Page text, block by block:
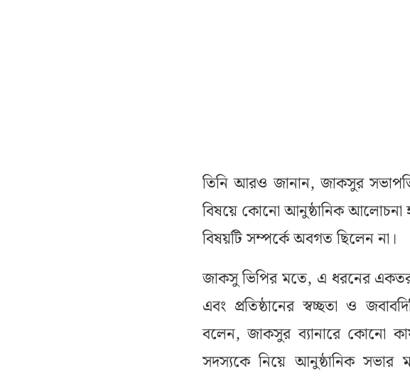
তিনি আরও জানান, জাকসুর
বিষয়ে কোনো আনুষ্ঠানিক আলোচনা
বিষয়টি সম্পর্কে অবগত ছিলেন না।
জাকসু ভিপির মতে, এ ধরনের একতরফা
এবং প্রতিষ্ঠানের স্বচ্ছতা ও
বলেন, জাকসুর ব্যানারে কোনো
সদস্যকে নিয়ে আনুষ্ঠানিক সভার